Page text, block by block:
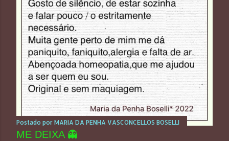
Postado por MARIA DA PENHA VASCONCELLOS BOSELLI
ME DEIXA 👻